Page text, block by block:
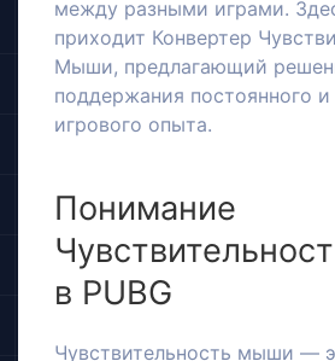
между разными играми.
приходит Конвертер
Мыши, предлагающий
поддержания постоянного
игрового опыта.
Понимание
в PUBG
Чувствительность мыши —